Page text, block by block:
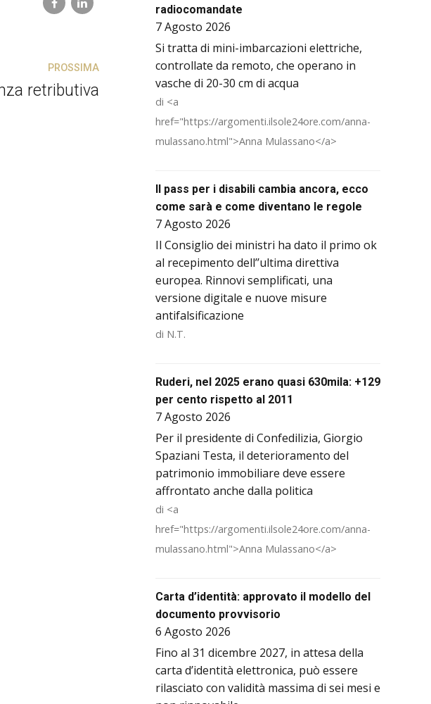
PROSSIMA
retributiva
radiocomandate
7 Agosto 2026
Si tratta di mini-imbarcazioni elettriche,
controllate da remoto, che operano in
vasche di 20-30 cm di acqua
di <a
href="https://argomenti.ilsole24ore.com/anna-
mulassano.html">Anna Mulassano</a>
Il pass per i disabili cambia ancora, ecco
come sarà e come diventano le regole
7 Agosto 2026
Il Consiglio dei ministri ha dato il primo ok
al recepimento dell’’ultima direttiva
europea. Rinnovi semplificati, una
versione digitale e nuove misure
antifalsificazione
di N.T.
Ruderi, nel 2025 erano quasi 630mila: +129
per cento rispetto al 2011
7 Agosto 2026
Per il presidente di Confedilizia, Giorgio
Spaziani Testa, il deterioramento del
patrimonio immobiliare deve essere
affrontato anche dalla politica
di <a
href="https://argomenti.ilsole24ore.com/anna-
mulassano.html">Anna Mulassano</a>
Carta d’identità: approvato il modello del
documento provvisorio
6 Agosto 2026
Fino al 31 dicembre 2027, in attesa della
carta d’identità elettronica, può essere
rilasciato con validità massima di sei mesi e